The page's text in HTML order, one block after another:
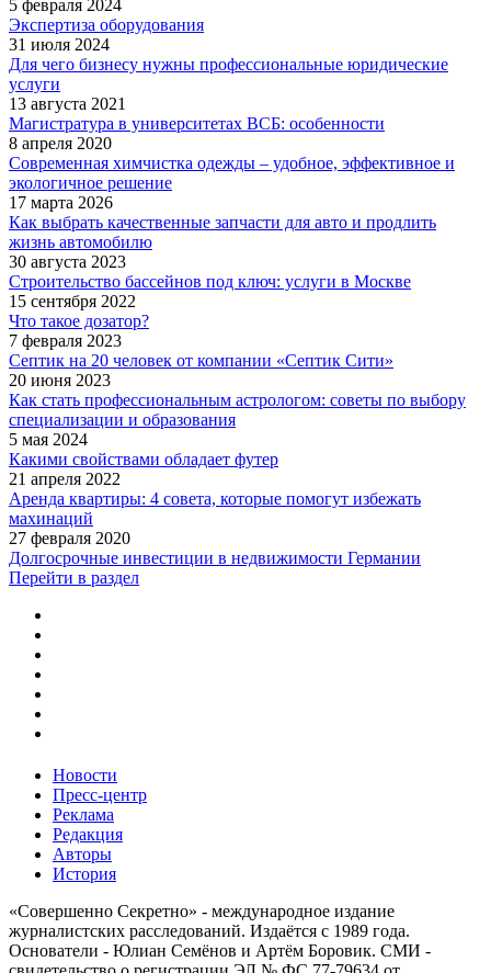
5 февраля 2024
Экспертиза оборудования
31 июля 2024
Для чего бизнесу нужны профессиональные юридические
услуги
13 августа 2021
Магистратура в университетах ВСБ: особенности
8 апреля 2020
Современная химчистка одежды – удобное, эффективное и
экологичное решение
17 марта 2026
Как выбрать качественные запчасти для авто и продлить
жизнь автомобилю
30 августа 2023
Строительство бассейнов под ключ: услуги в Москве
15 сентября 2022
Что такое дозатор?
7 февраля 2023
Септик на 20 человек от компании «Септик Сити»
20 июня 2023
Как стать профессиональным астрологом: советы по выбору
специализации и образования
5 мая 2024
Какими свойствами обладает футер
21 апреля 2022
Аренда квартиры: 4 совета, которые помогут избежать
махинаций
27 февраля 2020
Долгосрочные инвестиции в недвижимости Германии
Перейти в раздел
Новости
Пресс-центр
Реклама
Редакция
Авторы
История
«Совершенно Секретно» - международное издание
журналистских расследований. Издаётся с 1989 года.
Основатели - Юлиан Семёнов и Артём Боровик. CМИ -